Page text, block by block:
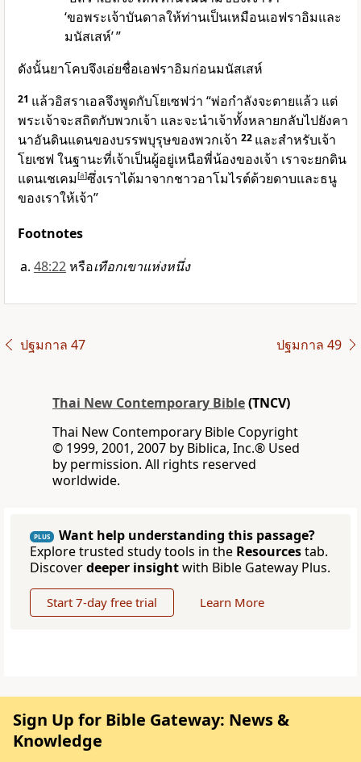
‘ขอพระเจ้าบันดาลให้ท่านเป็นเหมือนเอฟราอิมและ
มนัสเสห์’ ”
ดังนั้นยาโคบจึงเอ่ยชื่อเอฟราอิมก่อนมนัสเสห์
21 แล้วอิสราเอลจึงพูดกับโยเซฟว่า “พ่อกำลังจะตายแล้ว แต่
พระเจ้าจะสถิตกับพวกเจ้า และจะนำเจ้าทั้งหลายกลับไปยังคา
นาอันดินแดนของบรรพบุรุษของพวกเจ้า 22 และสำหรับเจ้า
โยเซฟ ในฐานะที่เจ้าเป็นผู้อยู่เหนือพี่น้องของเจ้า เราจะยกดิน
แดนเชเคม[a]ซึ่งเราได้มาจากชาวอาโมไรต์ด้วยดาบและธนู
ของเราให้เจ้า”
Footnotes
48:22หรือเทือกเขาแห่งหนึ่ง
ปฐมกาล 47 ปฐมกาล 49
Thai New Contemporary Bible(TNCV)
Thai New Contemporary Bible Copyright
© 1999, 2001, 2007 by Biblica, Inc.® Used
by permission. All rights reserved
worldwide.
PLUS
Want help understanding this passage?
Explore trusted study tools in the Resourcestab.
Discoverdeeper insightwith Bible Gateway Plus.
Start 7-day free trial Learn More
Sign Up for Bible Gateway: News &
Knowledge